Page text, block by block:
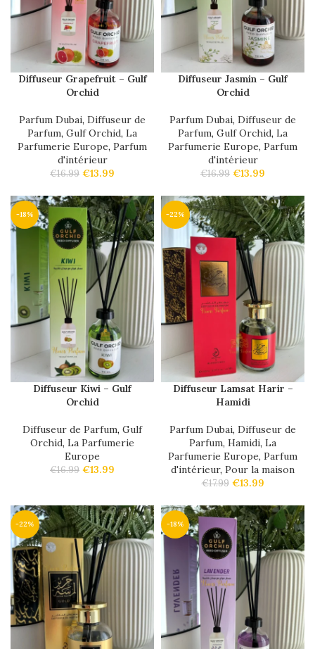
Diffuseur Grapefruit – Gulf
Orchid
Parfum Dubai, Diffuseur de
Parfum, Gulf Orchid, La
Parfumerie Europe, Parfum
d'intérieur
€16.99 €13.99
Diffuseur Jasmin – Gulf
Orchid
Parfum Dubai, Diffuseur de
Parfum, Gulf Orchid, La
Parfumerie Europe, Parfum
d'intérieur
€16.99 €13.99
-18%
Diffuseur Kiwi – Gulf
Orchid
Diffuseur de Parfum, Gulf
Orchid, La Parfumerie
Europe
€16.99 €13.99
-22%
Diffuseur Lamsat Harir –
Hamidi
Parfum Dubai, Diffuseur de
Parfum, Hamidi, La
Parfumerie Europe, Parfum
d'intérieur, Pour la maison
€17.99 €13.99
-22% -18%